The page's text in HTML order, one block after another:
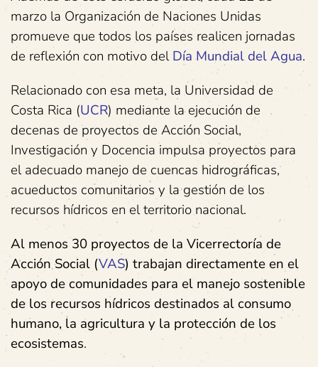
marzo la Organización de Naciones Unidas
promueve que todos los países realicen jornadas
de reflexión con motivo delDía Mundial del Agua.
Relacionado con esa meta, la Universidad de
Costa Rica (UCR) mediante la ejecución de
decenas de proyectos de Acción Social,
Investigación y Docencia impulsa proyectos para
el adecuado manejo de cuencas hidrográficas,
acueductos comunitarios y la gestión de los
recursos hídricos en el territorio nacional.
Al menos 30 proyectos de la Vicerrectoría de
Acción Social (VAS) trabajan directamente en el
apoyo de comunidades para el manejo sostenible
de los recursos hídricos destinados al consumo
humano, la agricultura y la protección de los
ecosistemas.